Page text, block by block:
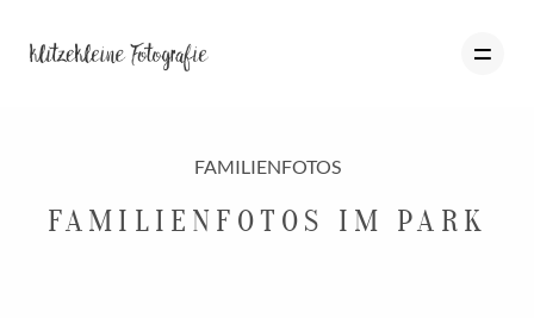
FAMILIENFOTOS
FAMILIENFOTOS IM PARK